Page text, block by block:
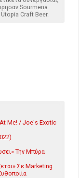
Sourmena
Utopia Craft Beer.
Me! / Joe's Exotic
Την Μπύρα
Σε Marketing